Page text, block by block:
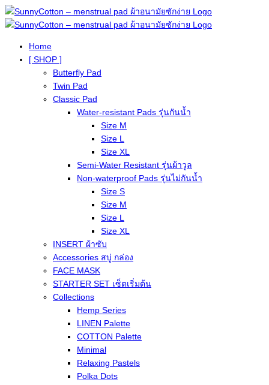
Home
[ SHOP ]
Butterfly Pad
Twin Pad
Classic Pad
Water-resistant Pads รุ่นกันน้ำ
Size M
Size L
Size XL
Semi-Water Resistant รุ่นผ้าวูล
Non-waterproof Pads รุ่นไม่กันน้ำ
Size S
Size M
Size L
Size XL
INSERT ผ้าซับ
Accessories สบู่ กล่อง
FACE MASK
STARTER SET เซ็ตเริ่มต้น
Collections
Hemp Series
LINEN Palette
COTTON Palette
Minimal
Relaxing Pastels
Polka Dots